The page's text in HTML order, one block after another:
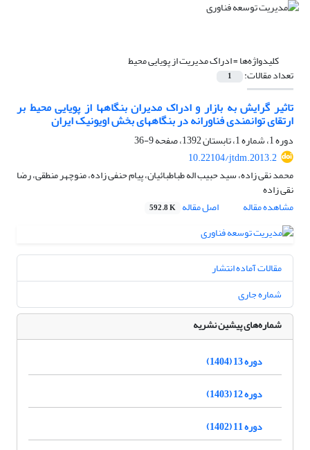
کلیدواژه‌ها =ادراک مدیریت از پویایی محیط
تعداد مقالات: 1
تاثیر گرایش به بازار و ادراک مدیران بنگاهها از پویایی محیط بر
ارتقای توانمندی فناورانه در بنگاههای بخش اویونیک ایران
دوره 1، شماره 1، تابستان 1392، صفحه
9-36
10.22104/jtdm.2013.2
محمد نقی زاده، سید حبیب اله طباطبائیان، پیام حنفی زاده، منوچهر منطقی، رضا
نقی زاده
مشاهده مقاله
اصل مقاله 592.8 K
مقالات آماده انتشار
شماره جاری
شماره‌های پیشین نشریه
دوره 13 (1404)
دوره 12 (1403)
دوره 11 (1402)